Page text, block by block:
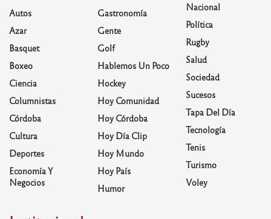
Autos
Azar
Basquet
Boxeo
Ciencia
Columnistas
Córdoba
Cultura
Deportes
Economía Y
Negocios
Gastronomía
Gente
Golf
Hablemos Un Poco
Hockey
Hoy Comunidad
Hoy Córdoba
Hoy Día Clip
Hoy Mundo
Hoy País
Humor
Nacional
Política
Rugby
Salud
Sociedad
Sucesos
Tapa Del Día
Tecnología
Tenis
Turismo
Voley